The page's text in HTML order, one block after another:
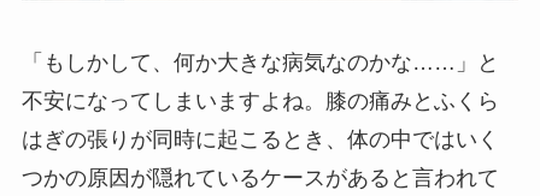
「もしかして、何か大きな病気なのかな……」と
不安になってしまいますよね。膝の痛みとふくら
はぎの張りが同時に起こるとき、体の中ではいく
つかの原因が隠れているケースがあると言われて